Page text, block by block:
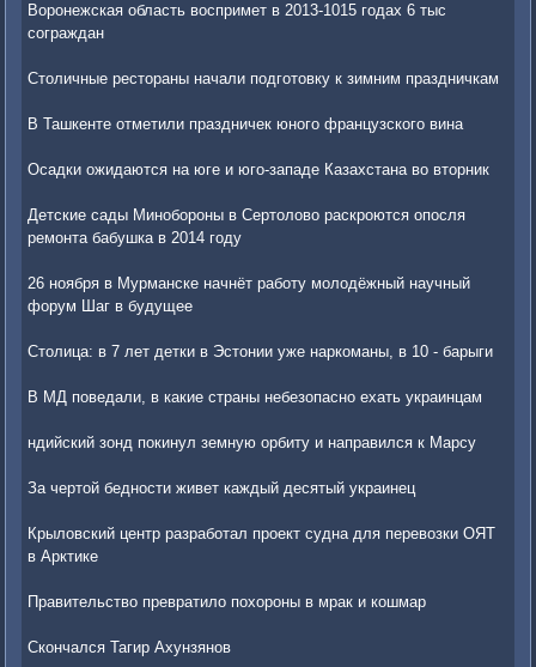
Воронежская область воспримет в 2013-1015 годах 6 тыс
сограждан
Столичные рестораны начали подготовку к зимним праздничкам
В Ташкенте отметили праздничек юного французского вина
Осадки ожидаются на юге и юго-западе Казахстана во вторник
Детские сады Минобороны в Сертолово раскроются опосля
ремонта бабушка в 2014 году
26 ноября в Мурманске начнёт работу молодёжный научный
форум Шаг в будущее
Столица: в 7 лет детки в Эстонии уже наркоманы, в 10 - барыги
В МД поведали, в какие страны небезопасно ехать украинцам
ндийский зонд покинул земную орбиту и направился к Марсу
За чертой бедности живет каждый десятый украинец
Крыловский центр разработал проект судна для перевозки ОЯТ
в Арктике
Правительство превратило похороны в мрак и кошмар
Скончался Тагир Ахунзянов